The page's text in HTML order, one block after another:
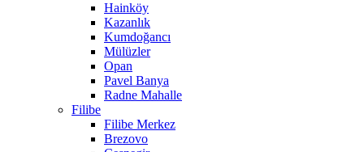
Hainköy
Kazanlık
Kumdoğancı
Mülüzler
Opan
Pavel Banya
Radne Mahalle
Filibe
Filibe Merkez
Brezovo